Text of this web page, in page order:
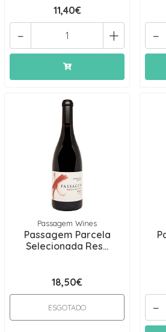
11,40€
+
- -
Passagem Wines
Passagem Parcela
Selecionada Res...
18,50€
ESGOTADO -